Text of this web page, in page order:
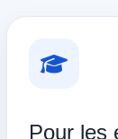
Pour les